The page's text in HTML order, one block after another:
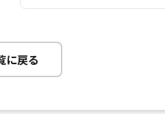
に戻る